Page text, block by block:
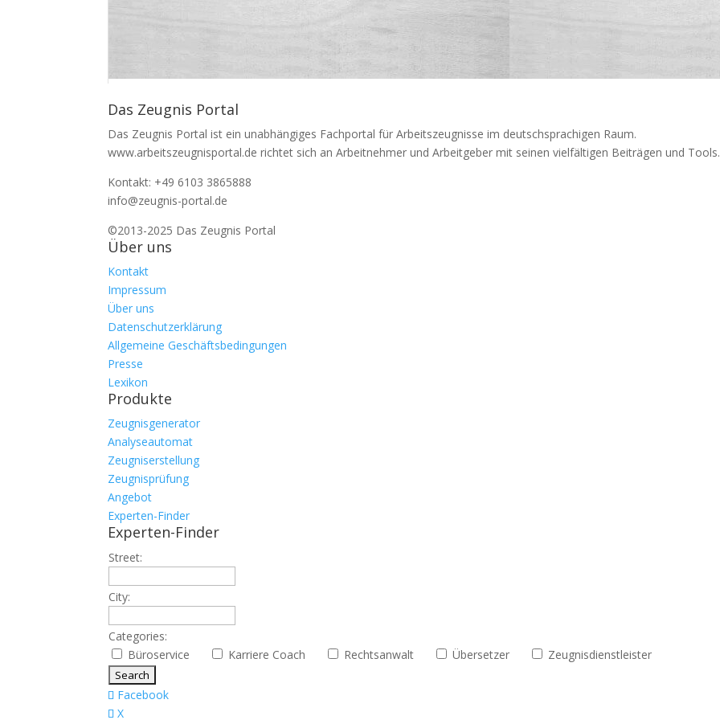
Das Zeugnis Portal
Das Zeugnis Portal ist ein unabhängiges Fachportal für Arbeitszeugnisse im deutschsprachigen Raum.
www.arbeitszeugnisportal.de richtet sich an Arbeitnehmer und Arbeitgeber mit seinen vielfältigen Beiträgen und Tools.
Kontakt: +49 6103 3865888
info@zeugnis-portal.de
©2013-2025 Das Zeugnis Portal
Über uns
Kontakt
Impressum
Über uns
Datenschutzerklärung
Allgemeine Geschäftsbedingungen
Presse
Lexikon
Produkte
Zeugnisgenerator
Analyseautomat
Zeugniserstellung
Zeugnisprüfung
Angebot
Experten-Finder
Experten-Finder
Street:
City:
Categories:
Büroservice
Karriere Coach Rechtsanwalt Übersetzer Zeugnisdienstleister
Facebook
X